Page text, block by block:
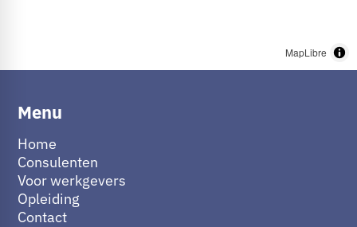
MapLibre
Menu
Home
Consulenten
Voor werkgevers
Opleiding
Contact